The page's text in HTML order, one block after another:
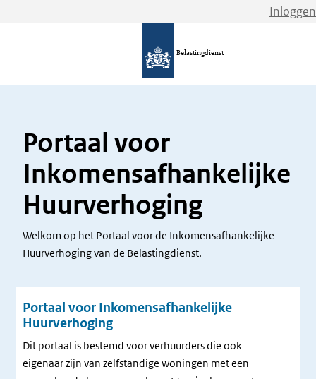
Inloggen
Belastingdienst
Portaal voor
Inkomensafhankelijke
Huurverhoging
Welkom op het Portaal voor de Inkomensafhankelijke
Huurverhoging van de Belastingdienst.
Portaal voor Inkomensafhankelijke
Huurverhoging
Dit portaal is bestemd voor verhuurders die ook
eigenaar zijn van zelfstandige woningen met een